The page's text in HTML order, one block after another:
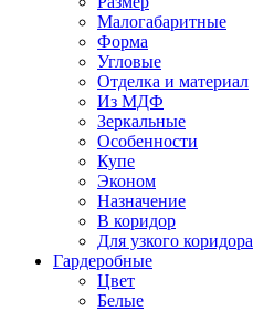
Малогабаритные
Форма
Угловые
Отделка и материал
Из МДФ
Зеркальные
Особенности
Купе
Эконом
Назначение
В коридор
Для узкого коридора
Гардеробные
Цвет
Белые